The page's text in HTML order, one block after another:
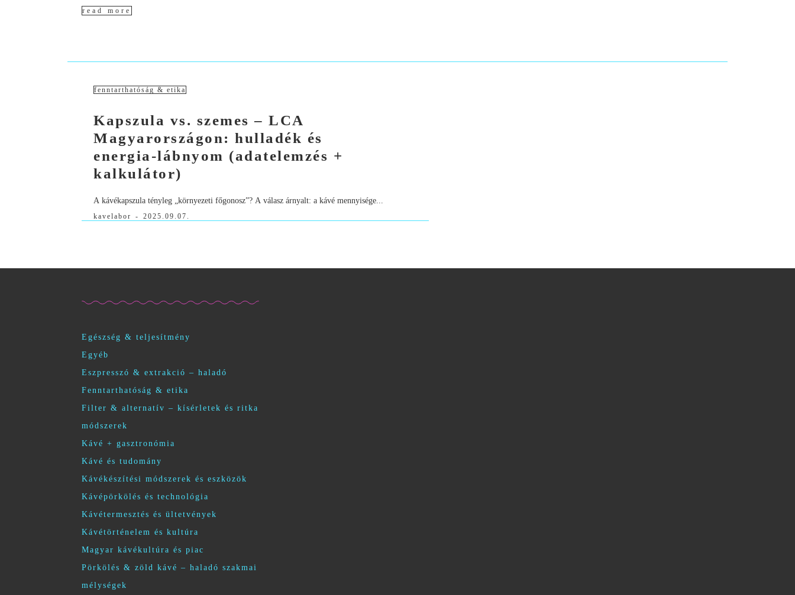
read more
fenntarthatóság & etika
Kapszula vs. szemes – LCA
Magyarországon: hulladék és
energia‑lábnyom (adatelemzés +
kalkulátor)
A kávékapszula tényleg „környezeti főgonosz”? A válasz árnyalt: a kávé mennyisége...
kavelabor - 2025.09.07.
Egészség & teljesítmény
Egyéb
Eszpresszó & extrakció – haladó
Fenntarthatóság & etika
Filter & alternatív – kísérletek és ritka
módszerek
Kávé + gasztronómia
Kávé és tudomány
Kávékészítési módszerek és eszközök
Kávépörkölés és technológia
Kávétermesztés és ültetvények
Kávétörténelem és kultúra
Magyar kávékultúra és piac
Pörkölés & zöld kávé – haladó szakmai
mélységek